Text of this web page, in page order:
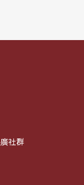
社群